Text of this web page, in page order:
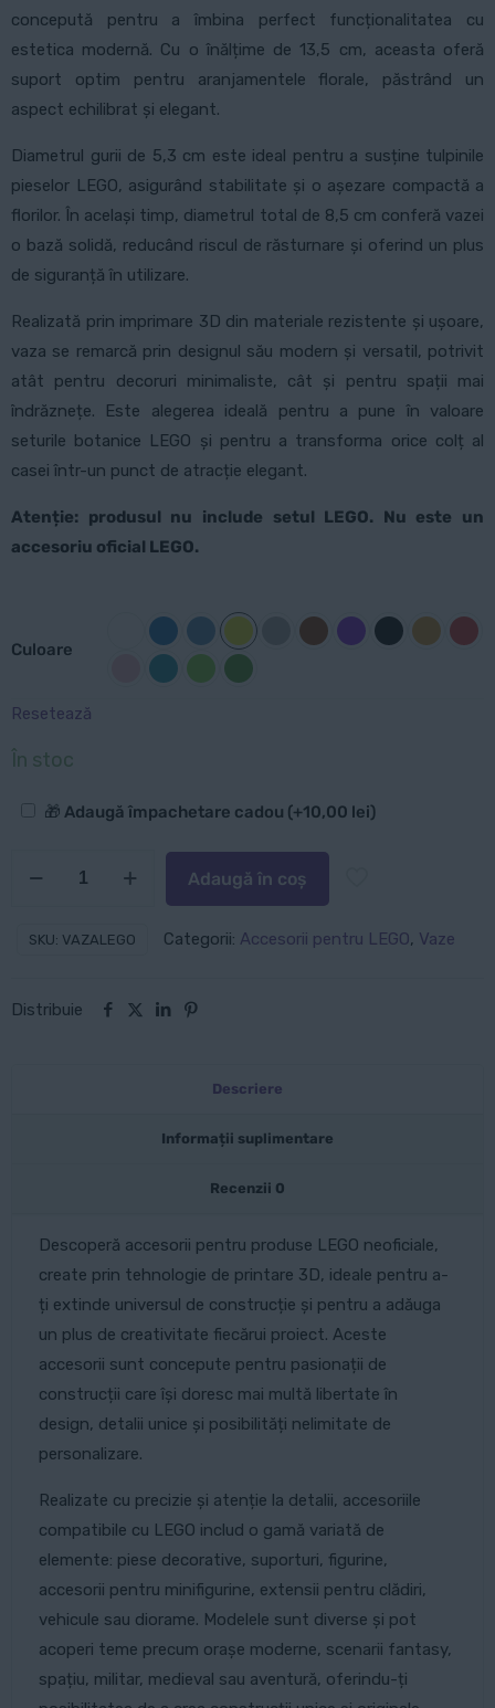
concepută pentru a îmbina perfect funcționalitatea cu
estetica modernă. Cu o înălțime de 13,5 cm, aceasta oferă
suport optim pentru aranjamentele florale, păstrând un
aspect echilibrat și elegant.
Diametrul gurii de 5,3 cm este ideal pentru a susține tulpinile
pieselor LEGO, asigurând stabilitate și o așezare compactă a
florilor. În același timp, diametrul total de 8,5 cm conferă vazei
o bază solidă, reducând riscul de răsturnare și oferind un plus
de siguranță în utilizare.
Realizată prin imprimare 3D din materiale rezistente și ușoare,
vaza se remarcă prin designul său modern și versatil, potrivit
atât pentru decoruri minimaliste, cât și pentru spații mai
îndrăznețe. Este alegerea ideală pentru a pune în valoare
seturile botanice LEGO și pentru a transforma orice colț al
casei într-un punct de atracție elegant.
Atenție: produsul nu include setul LEGO. Nu este un
accesoriu oficial LEGO.
Culoare
Resetează
În stoc
Opțiuni
🎁 Adaugă împachetare cadou (+10,00 lei)
-
Adaugă în coș
SKU: VAZALEGO Categorii: Accesorii pentru LEGO, Vaze
Distribuie
Descriere
Informații suplimentare
Recenzii 0
Descoperă accesorii pentru produse LEGO neoficiale,
create prin tehnologie de printare 3D, ideale pentru a-
ți extinde universul de construcție și pentru a adăuga
un plus de creativitate fiecărui proiect. Aceste
accesorii sunt concepute pentru pasionații de
construcții care își doresc mai multă libertate în
design, detalii unice și posibilități nelimitate de
personalizare.
Realizate cu precizie și atenție la detalii, accesoriile
compatibile cu LEGO includ o gamă variată de
elemente: piese decorative, suporturi, figurine,
accesorii pentru minifigurine, extensii pentru clădiri,
vehicule sau diorame. Modelele sunt diverse și pot
acoperi teme precum orașe moderne, scenarii fantasy,
spațiu, militar, medieval sau aventură, oferindu-ți